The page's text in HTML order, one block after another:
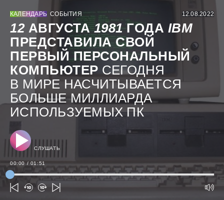
КАЛЕНДАРЬ СОБЫТИЯ 12.08.2022
12 АВГУСТА 1981ГОДА IBM
ПРЕДСТАВИЛА СВОЙ
ПЕРВЫЙ ПЕРСОНАЛЬНЫЙ
КОМПЬЮТЕР СЕГОДНЯ
В МИРЕ НАСЧИТЫВАЕТСЯ
БОЛЬШЕ МИЛЛИАРДА
ИСПОЛЬЗУЕМЫХ ПК
СЛУШАТЬ
00:00 / 01:51